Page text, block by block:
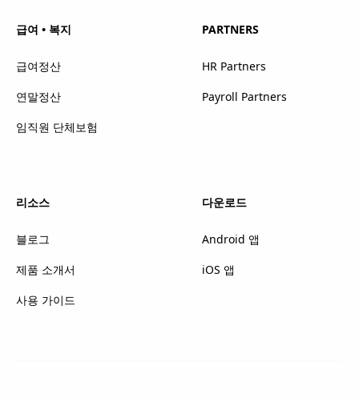
급여 • 복지
급여정산
연말정산
임직원 단체보험
PARTNERS
HR Partners
Payroll Partners
리소스
블로그
제품 소개서
사용 가이드
다운로드
Android 앱
iOS 앱